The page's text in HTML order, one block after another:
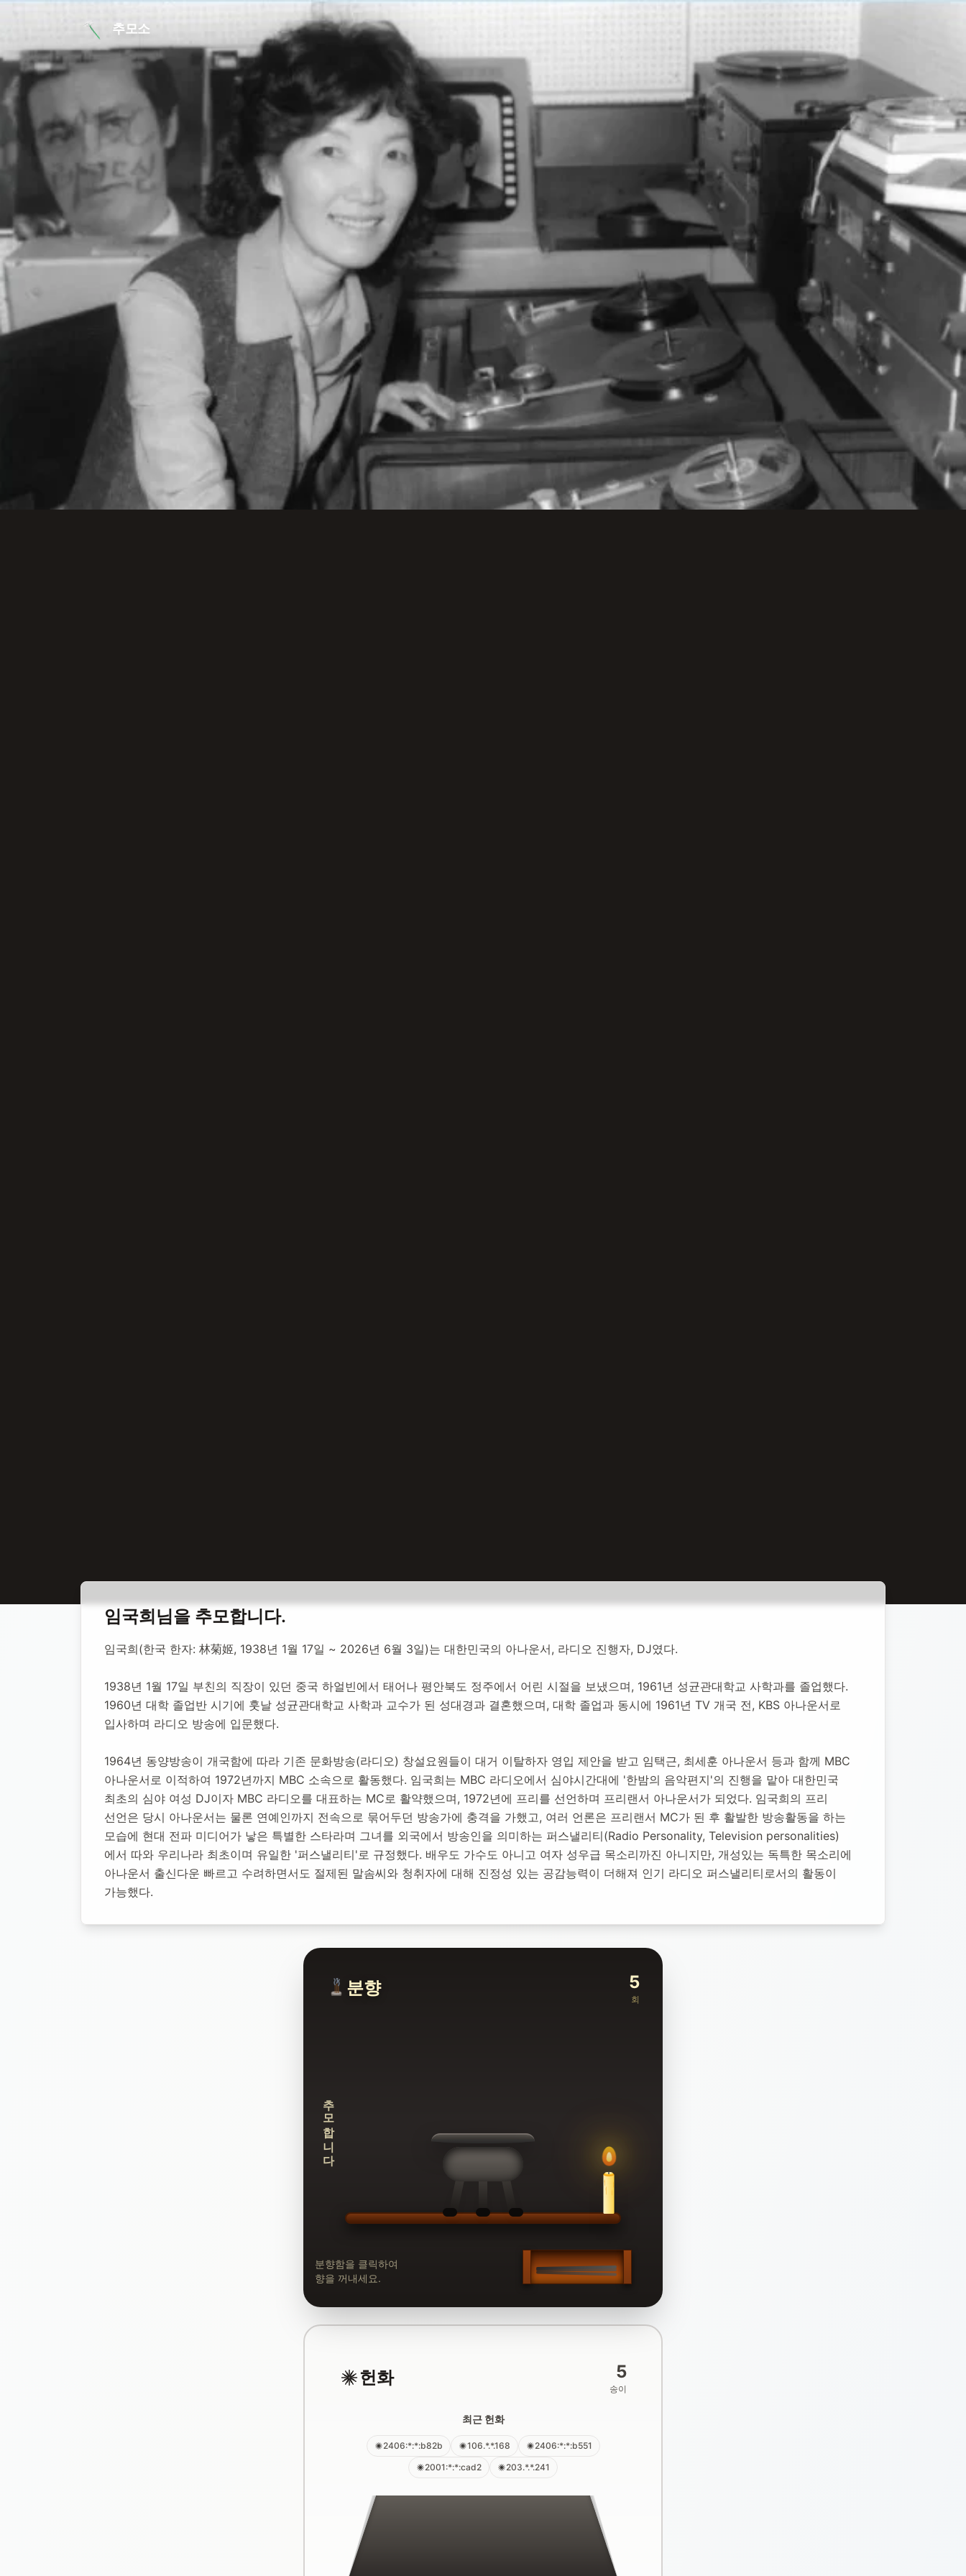
추모소
임국희 아나운서
임국희 아나운서
1938년 1월 17일-2026년 6월 3일(향년 88세)추모소 개설:2026년 6월 6일
15명 방문
임국희님을 추모합니다.
임국희(한국 한자: 林菊姬, 1938년 1월 17일 ~ 2026년 6월 3일)는 대한민국의 아나운서, 라디오 진행자, DJ였다.
1938년 1월 17일 부친의 직장이 있던 중국 하얼빈에서 태어나 평안북도 정주에서 어린 시절을 보냈으며, 1961년 성균관대학교 사학과를 졸업했다.
1960년 대학 졸업반 시기에 훗날 성균관대학교 사학과 교수가 된 성대경과 결혼했으며, 대학 졸업과 동시에 1961년 TV 개국 전, KBS 아나운서로
입사하며 라디오 방송에 입문했다.
1964년 동양방송이 개국함에 따라 기존 문화방송(라디오) 창설요원들이 대거 이탈하자 영입 제안을 받고 임택근, 최세훈 아나운서 등과 함께 MBC
아나운서로 이적하여 1972년까지 MBC 소속으로 활동했다. 임국희는 MBC 라디오에서 심야시간대에 '한밤의 음악편지'의 진행을 맡아 대한민국
최초의 심야 여성 DJ이자 MBC 라디오를 대표하는 MC로 활약했으며, 1972년에 프리를 선언하며 프리랜서 아나운서가 되었다. 임국희의 프리
선언은 당시 아나운서는 물론 연예인까지 전속으로 묶어두던 방송가에 충격을 가했고, 여러 언론은 프리랜서 MC가 된 후 활발한 방송활동을 하는
모습에 현대 전파 미디어가 낳은 특별한 스타라며 그녀를 외국에서 방송인을 의미하는 퍼스낼리티(Radio Personality, Television personalities)
에서 따와 우리나라 최초이며 유일한 '퍼스낼리티'로 규정했다. 배우도 가수도 아니고 여자 성우급 목소리까진 아니지만, 개성있는 독특한 목소리에
아나운서 출신다운 빠르고 수려하면서도 절제된 말솜씨와 청취자에 대해 진정성 있는 공감능력이 더해져 인기 라디오 퍼스낼리티로서의 활동이
가능했다.
분향 5
회
추모합니다
분향함을 클릭하여
향을 꺼내세요.
헌화 5
송이
최근 헌화
2406:*:*:b82b 106.*.*.168
2406:*:*:b551
2001:*:*:cad2
203.*.*.241